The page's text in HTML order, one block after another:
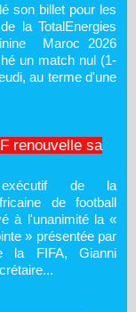
son billet pour les
la TotalEnergies
Maroc 2026
un match nul (1-
au terme d'une
renouvelle sa
de la
de football
à l'unanimité la «
» présentée par
la FIFA, Gianni